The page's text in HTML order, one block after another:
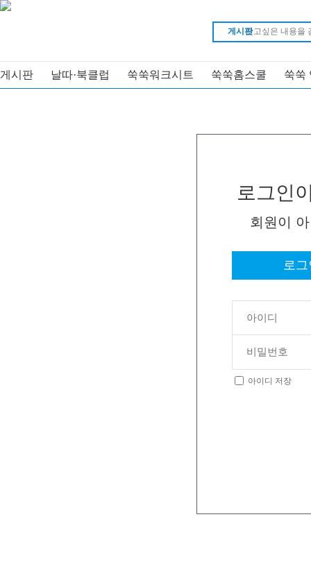
게시판
게시판 날따·북클럽 쑥쑥워크시트 쑥쑥홈스쿨 쑥쑥
로그인
회원이
로
아이디 저장